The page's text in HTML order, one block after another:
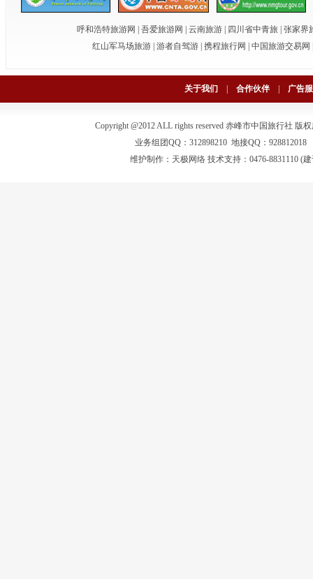
呼和浩特旅游网 吾爱旅游网 云南旅游 四川省中青旅
张家界
红山军马场旅游 游者自驾游 携程旅行网 中国旅游交易网
关于我们 合作伙伴 广告
Copyright @2012 ALL rights reserved 赤峰市中国旅行社 版权
业务组团QQ：312898210 地接QQ：928812018
维护制作： 天极网络 技术支持：0476-8831110 (